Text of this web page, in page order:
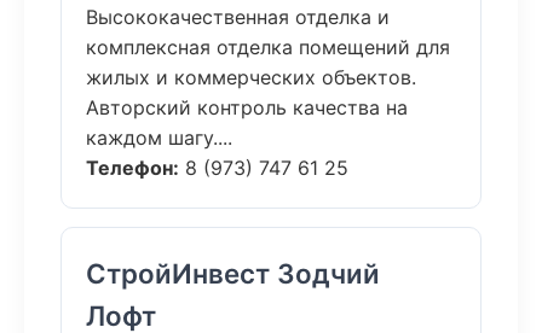
Высококачественная отделка и
комплексная отделка помещений для
жилых и коммерческих объектов.
Авторский контроль качества на
каждом шагу....
Телефон: 8 (973) 747 61 25
СтройИнвест Зодчий
Лофт